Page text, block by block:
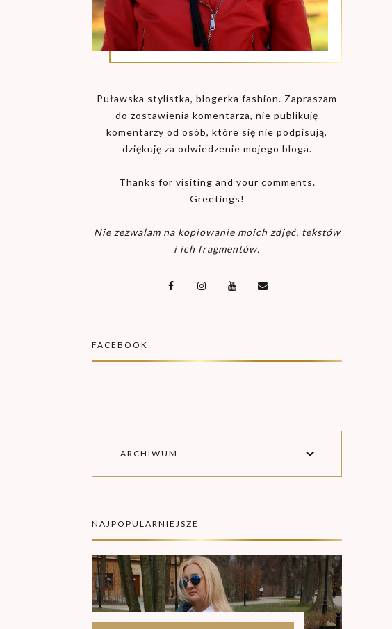
Puławska stylistka, blogerka fashion. Zapraszam
do zostawienia komentarza, nie publikuję
komentarzy od osób, które się nie podpisują,
dziękuję za odwiedzenie mojego bloga.
Thanks for visiting and your comments.
Greetings!
Nie zezwalam na kopiowanie moich zdjęć, tekstów
i ich fragmentów.
FACEBOOK
ARCHIWUM
NAJPOPULARNIEJSZE